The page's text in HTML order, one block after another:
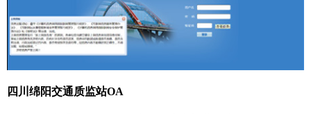
四川绵阳交通质监站OA